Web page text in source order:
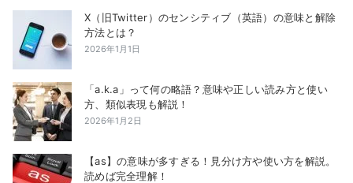
X（旧Twitter）のセンシティブ（英語）の意味と解除
方法とは？
2026年1月1日
「a.k.a」って何の略語？意味や正しい読み方と使い
方、類似表現も解説！
2026年1月2日
【as】の意味が多すぎる！見分け方や使い方を解説。
読めば完全理解！